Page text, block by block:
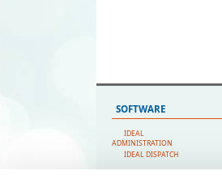
SOFTWARE
IDEAL
ADMINISTRATION
IDEAL DISPATCH